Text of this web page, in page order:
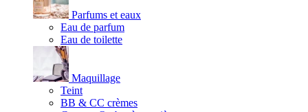
Parfums et eaux
Eau de parfum
Eau de toilette
Maquillage
Teint
BB & CC crèmes